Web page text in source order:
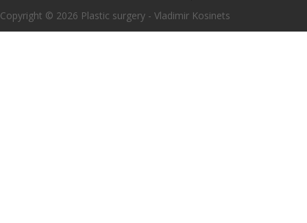
Copyright © 2026 Plastic surgery - Vladimir Kosinets